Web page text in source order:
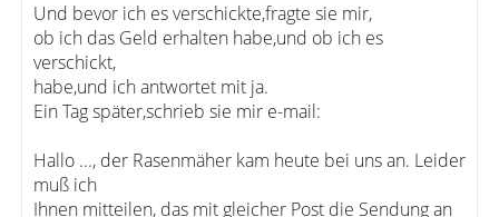
Und bevor ich es verschickte,fragte sie mir,
ob ich das Geld erhalten habe,und ob ich es
verschickt,
habe,und ich antwortet mit ja.
Ein Tag später,schrieb sie mir e-mail:
Hallo ..., der Rasenmäher kam heute bei uns an. Leider
muß ich
Ihnen mitteilen, das mit gleicher Post die Sendung an